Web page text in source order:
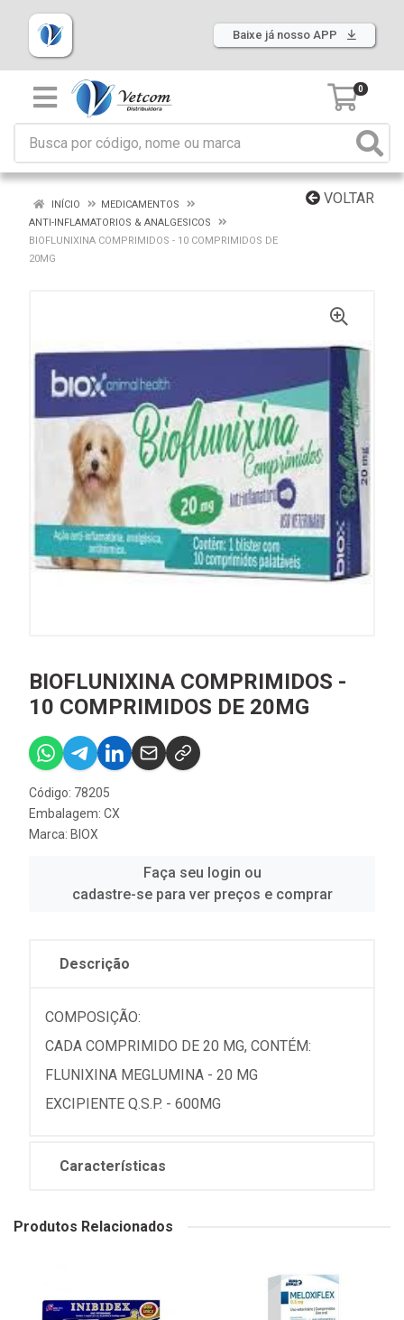
Baixe já nosso APP
0
VOLTAR
INÍCIO
MEDICAMENTOS
ANTI-INFLAMATORIOS & ANALGESICOS
BIOFLUNIXINA COMPRIMIDOS - 10 COMPRIMIDOS DE
20MG
BIOFLUNIXINA COMPRIMIDOS -
10 COMPRIMIDOS DE 20MG
Código: 78205
Embalagem: CX
Marca: BIOX
Faça seu login ou
cadastre-se para ver preços e comprar
Descrição
COMPOSIÇÃO:
CADA COMPRIMIDO DE 20 MG, CONTÉM:
FLUNIXINA MEGLUMINA - 20 MG
EXCIPIENTE Q.S.P. - 600MG
Características
Produtos Relacionados